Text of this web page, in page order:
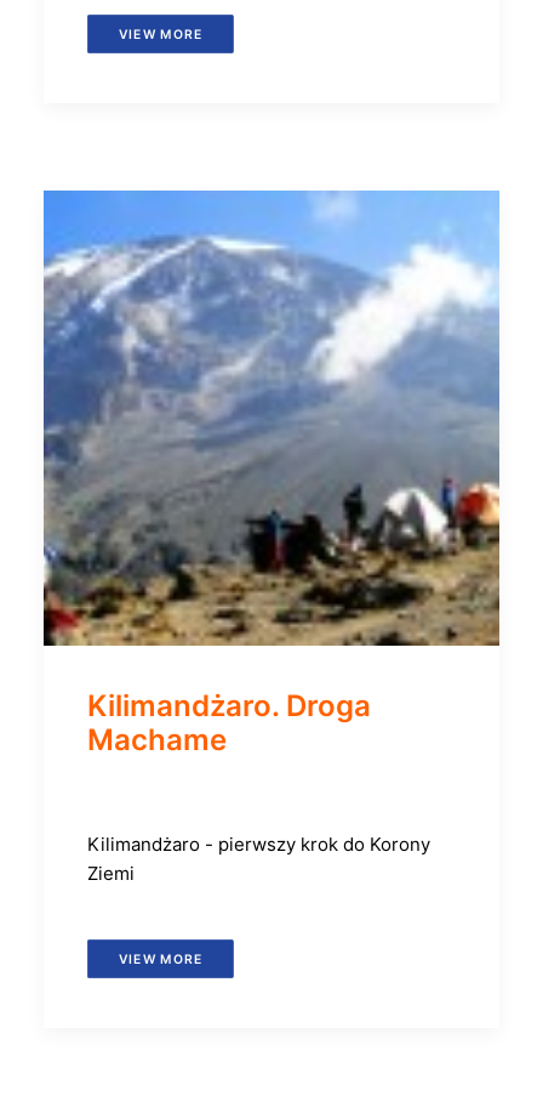
VIEW MORE
Kilimandżaro. Droga
Machame
Kilimandżaro - pierwszy krok do Korony
Ziemi
VIEW MORE